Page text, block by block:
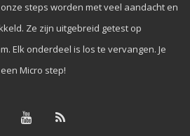
steps worden met veel aandacht en
Ze zijn uitgebreid getest op
Elk onderdeel is los te vervangen. Je
Micro step!